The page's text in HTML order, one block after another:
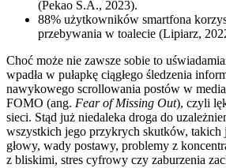
(Pekao S.A., 2023).
88% użytkowników smartfona
przebywania w toalecie (Lipiarz,
Choć może nie zawsze sobie to
wpadła w pułapkę ciągłego śledzenia
nawykowego scrollowania postów w
FOMO (ang. Fear of Missing Out), czyli
sieci. Stąd już niedaleka droga do
wszystkich jego przykrych skutków, takich
głowy, wady postawy, problemy z
z bliskimi, stres cyfrowy czy zaburzenia